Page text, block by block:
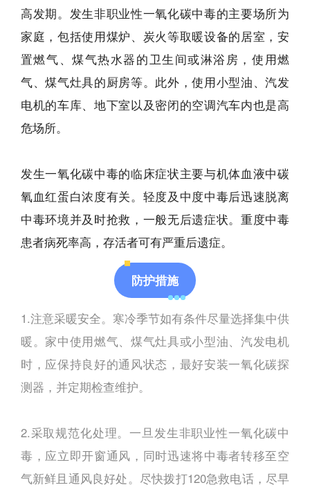
高发期。发生非职业性一氧化碳中毒的主要场所为
家庭，包括使用煤炉、炭火等取暖设备的居室，安
置燃气、煤气热水器的卫生间或淋浴房，使用燃
气、煤气灶具的厨房等。此外，使用小型油、汽发
电机的车库、地下室以及密闭的空调汽车内也是高
危场所。
发生一氧化碳中毒的临床症状主要与机体血液中碳
氧血红蛋白浓度有关。轻度及中度中毒后迅速脱离
中毒环境并及时抢救，一般无后遗症状。重度中毒
患者病死率高，存活者可有严重后遗症。
防护措施
1.注意采暖安全。寒冷季节如有条件尽量选择集中供
暖。家中使用燃气、煤气灶具或小型油、汽发电机
时，应保持良好的通风状态，最好安装一氧化碳探
测器，并定期检查维护。
2.采取规范化处理。一旦发生非职业性一氧化碳中
毒，应立即开窗通风，同时迅速将中毒者转移至空
气新鲜且通风良好处。尽快拨打120急救电话，尽早